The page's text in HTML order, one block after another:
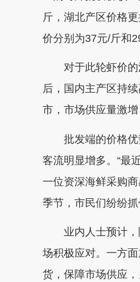
斤，湖北产区价格
价分别为37元/斤和
对于此轮虾价的
后，国内主产区持
市，市场供应量激
批发端的价格优
客流明显增多。“最
一位资深海鲜采购商
季节，市民们纷纷抓
业内人士预计，
场积极应对。一方
货，保障市场供应